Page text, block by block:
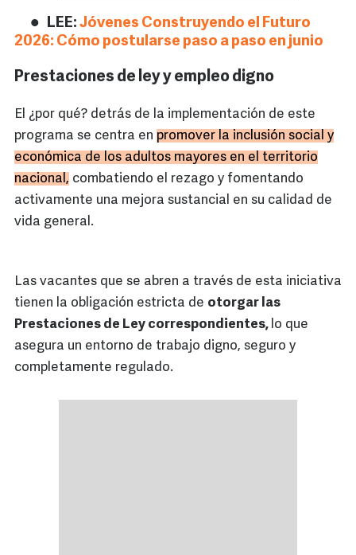
LEE: Jóvenes Construyendo el Futuro
2026: Cómo postularse paso a paso en junio
Prestaciones de ley y empleo digno
El ¿por qué? detrás de la implementación de este
programa se centra en promover la inclusión social y
económica de los adultos mayores en el territorio
nacional, combatiendo el rezago y fomentando
activamente una mejora sustancial en su calidad de
vida general.
Las vacantes que se abren a través de esta iniciativa
tienen la obligación estricta de otorgar las
Prestaciones de Ley correspondientes, lo que
asegura un entorno de trabajo digno, seguro y
completamente regulado.